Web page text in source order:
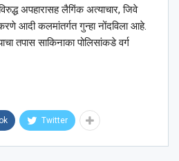
अपहारासह लैगिंक अत्याचार, जिवे
आदी कलमांतर्गत गुन्हा नोंदविला आहे.
तपास साकिनाका पोलिसांकडे वर्ग
Twitter